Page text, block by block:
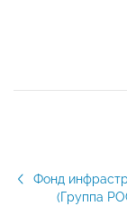
Фонд
(Группа